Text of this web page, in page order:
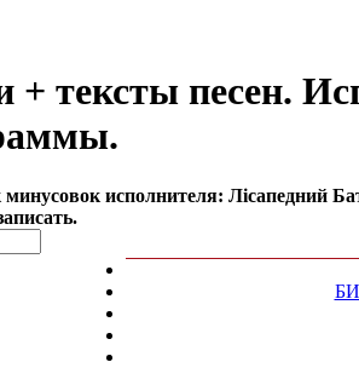
+ тексты песен.
исполнителя: Лісапедний